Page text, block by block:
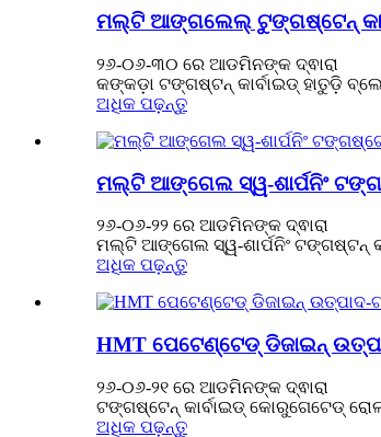
ମଲ୍ଟି ଆଙ୍ଗଲେଲ୍ ଟୁଙ୍ଗଷ୍ଟେନ୍
୨୬-୦୬-୩୦ ରେ ଆଡମିନଙ୍କ ଦ୍ଵାରା
କଙ୍କଡ଼ା ଟଙ୍ଗଷ୍ଟନ୍ କାର୍ବାଇଡ୍ ହାତୁଡ଼ି
ଅଧିକ ପଢ଼ନ୍ତୁ
ମଲ୍ଟି ଆଙ୍ଗେଲ ସ୍ୱ-ଶାର୍ପନିଂ
୨୬-୦୬-୨୨ ରେ ଆଡମିନଙ୍କ ଦ୍ଵାରା
ମଲ୍ଟି ଆଙ୍ଗେଲ ସ୍ୱ-ଶାର୍ପନିଂ ଟଙ୍ଗଷ୍ଟନ୍
ଅଧିକ ପଢ଼ନ୍ତୁ
HMT ପେଟେଣ୍ଟେଡ୍ ଡିଜାଇନ୍
୨୬-୦୬-୨୧ ରେ ଆଡମିନଙ୍କ ଦ୍ଵାରା
ଟଙ୍ଗଷ୍ଟେନ୍ କାର୍ବାଇଡ୍ କୋରୁଗେଟେଡ୍
ଅଧିକ ପଢ଼ନ୍ତୁ